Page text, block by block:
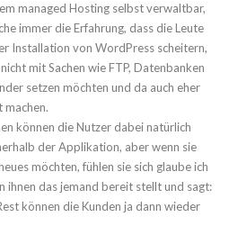
managed Hosting selbst verwaltbar,
immer die Erfahrung, dass die Leute
Installation von WordPress scheitern,
mit Sachen wie FTP, Datenbanken
setzen möchten und da auch eher
können die Nutzer dabei natürlich
der Applikation, aber wenn sie
möchten, fühlen sie sich glaube ich
ihnen das jemand bereit stellt und sagt:
können die Kunden ja dann wieder